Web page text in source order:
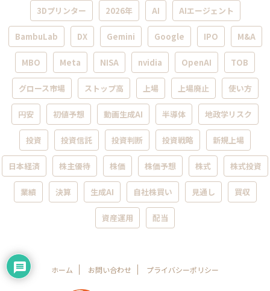
3Dプリンター 2026年 AI AIエージェント
BambuLab DX Gemini Google IPO M&A
MBO Meta NISA nvidia OpenAI TOB
グロース市場 ストップ高 上場 上場廃止 使い方
円安 初値予想 動画生成AI 半導体 地政学リスク
投資 投資信託 投資判断 投資戦略 新規上場
日本経済 株主優待 株価 株価予想 株式 株式投資
業績 決算 生成AI 自社株買い 見通し 買収
資産運用 配当
ホーム お問い合わせ プライバシーポリシー